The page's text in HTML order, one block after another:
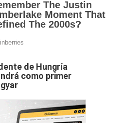
de Hungría
como primer